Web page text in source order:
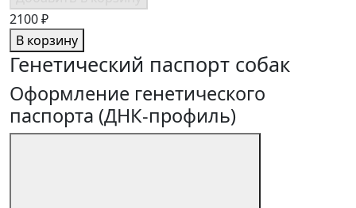
2100 ₽
В корзину
Генетический паспорт собак
Оформление генетического
паспорта (ДНК-профиль)